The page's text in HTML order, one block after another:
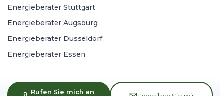
Rufen Sie mich an
Energieberater Stuttgart
Energieberater Augsburg
Energieberater Düsseldorf
Energieberater Essen